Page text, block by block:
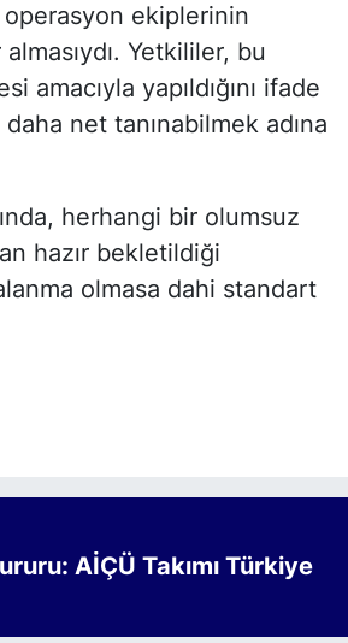
ekiplerinin
Yetkililer, bu
yapıldığını ifade
net tanınabilmek adına
herhangi bir olumsuz
hazır bekletildiği
olmasa dahi standart
AİÇÜ Takımı Türkiye